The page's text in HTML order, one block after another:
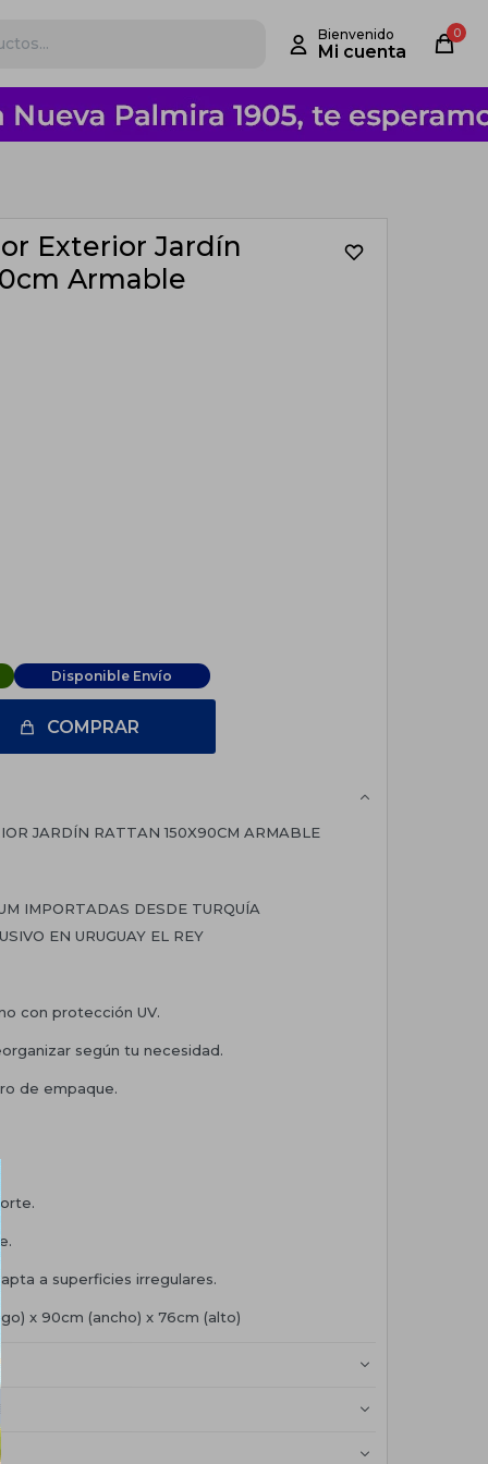
0
Exterior Jardín
Armable
Disponible Envío
COMPRAR
JARDÍN RATTAN 150X90CM ARMABLE
IMPORTADAS DESDE TURQUÍA
EN URUGUAY EL REY
con protección UV.
según tu necesidad.
de empaque.
a superficies irregulares.
x 90cm (ancho) x 76cm (alto)